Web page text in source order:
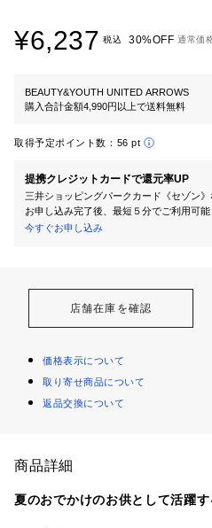
¥6,237 税込 30%OFF 通常価
BEAUTY&YOUTH UNITED ARROWS
購入合計金額4,990円以上で送料無料
取得予定ポイント数： 56 pt
提携クレジットカードで還元率UP
三井ショッピングパークカード《セゾン
お申し込み完了後、最短５分でご利用可能
今すぐお申し込み
店舗在庫を確認
価格表示について
取り寄せ商品について
返品交換について
商品詳細
夏のおでかけのお供として活躍